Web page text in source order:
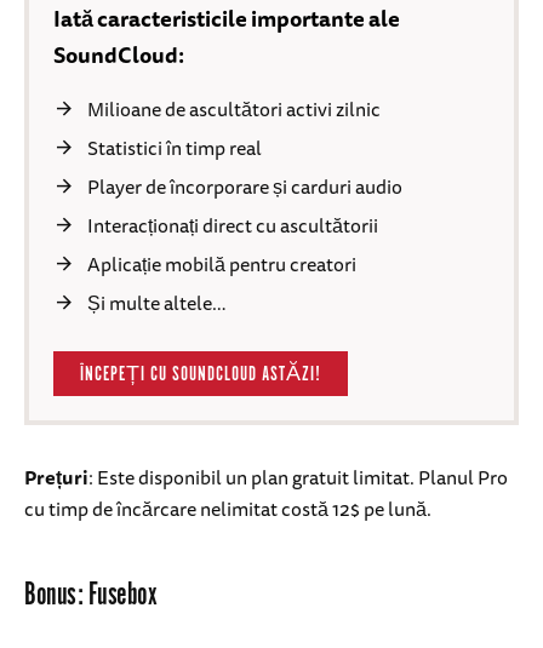
Iată caracteristicile importante ale
SoundCloud:
Milioane de ascultători activi zilnic
Statistici în timp real
Player de încorporare și carduri audio
Interacționați direct cu ascultătorii
Aplicație mobilă pentru creatori
Și multe altele…
ÎNCEPEȚI CU SOUNDCLOUD ASTĂZI!
Prețuri: Este disponibil un plan gratuit limitat. Planul Pro
cu timp de încărcare nelimitat costă 12$ pe lună.
Bonus: Fusebox